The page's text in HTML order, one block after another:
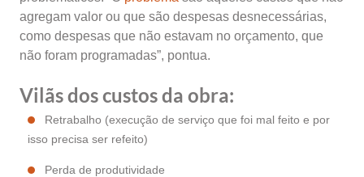
agregam valor ou que são despesas desnecessárias,
como despesas que não estavam no orçamento, que
não foram programadas”, pontua.
Vilãs dos custos da obra:
Retrabalho (execução de serviço que foi mal feito e por
isso precisa ser refeito)
Perda de produtividade